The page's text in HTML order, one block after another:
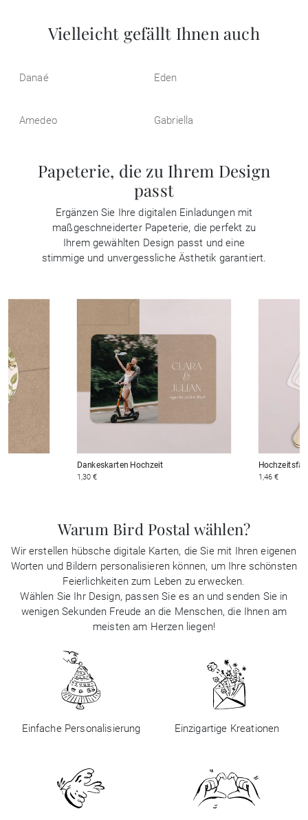
Vielleicht gefällt Ihnen auch
Danaé Eden
Amedeo Gabriella
Papeterie, die zu Ihrem Design
passt
Ergänzen Sie Ihre digitalen Einladungen mit
maßgeschneiderter Papeterie, die perfekt zu
Ihrem gewählten Design passt und eine
stimmige und unvergessliche Ästhetik garantiert.
Dankeskarten Hochzeit
1,30 € 1,46 €
Warum Bird Postal wählen?
Wir erstellen hübsche digitale Karten, die Sie mit Ihren eigenen
Worten und Bildern personalisieren können, um Ihre schönsten
Feierlichkeiten zum Leben zu erwecken.
Wählen Sie Ihr Design, passen Sie es an und senden Sie in
wenigen Sekunden Freude an die Menschen, die Ihnen am
meisten am Herzen liegen!
Einfache Personalisierung Einzigartige Kreationen